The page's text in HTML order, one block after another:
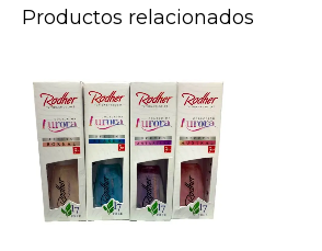
Productos relacionados
AURORA
cantidad